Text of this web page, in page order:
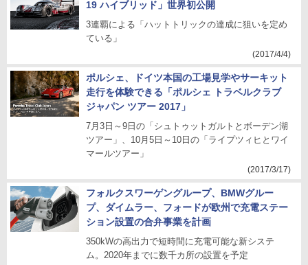
19 ハイブリッド」世界初公開
3連覇による「ハットトリックの達成に狙いを定め
ている」
(2017/4/4)
ポルシェ、ドイツ本国の工場見学やサーキット
走行を体験できる「ポルシェ トラベルクラブ
ジャパン ツアー 2017」
7月3日～9日の「シュトゥットガルトとボーデン湖
ツアー」、10月5日～10日の「ライプツィヒとワイ
マールツアー」
(2017/3/17)
フォルクスワーゲングループ、BMWグルー
プ、ダイムラー、フォードが欧州で充電ステー
ション設置の合弁事業を計画
350kWの高出力で短時間に充電可能な新システ
ム。2020年までに数千カ所の設置を予定